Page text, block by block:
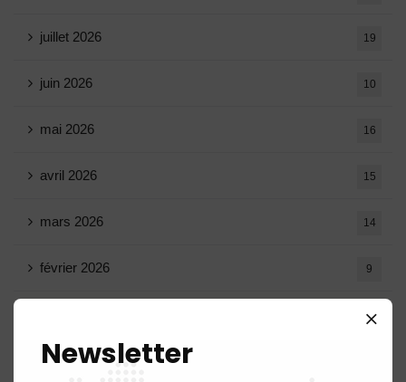
juillet 2026 19
juin 2026 10
mai 2026 16
avril 2026 15
mars 2026 14
février 2026 9
11
décembre 2025
Newsletter